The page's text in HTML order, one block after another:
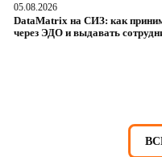
05.08.2026
DataMatrix на СИЗ: как
через ЭДО и выдавать